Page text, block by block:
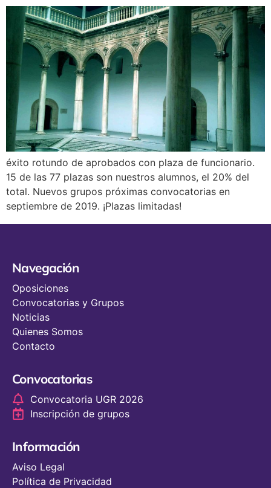
éxito rotundo de aprobados con plaza de funcionario.
15 de las 77 plazas son nuestros alumnos, el 20% del
total. Nuevos grupos próximas convocatorias en
septiembre de 2019. ¡Plazas limitadas!
Navegación
Oposiciones
Convocatorias y Grupos
Noticias
Quienes Somos
Contacto
Convocatorias
Convocatoria UGR 2026
Inscripción de grupos
Información
Aviso Legal
Política de Privacidad